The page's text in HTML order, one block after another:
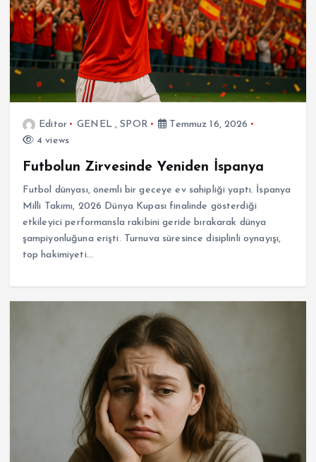
Editor GENEL,SPOR
Temmuz 16, 2026
4 views
Futbolun Zirvesinde Yeniden İspanya
Futbol dünyası, önemli bir geceye ev sahipliği yaptı. İspanya
Milli Takımı, 2026 Dünya Kupası finalinde gösterdiği
etkileyici performansla rakibini geride bırakarak dünya
şampiyonluğuna erişti. Turnuva süresince disiplinli oynayışı,
top hakimiyeti…